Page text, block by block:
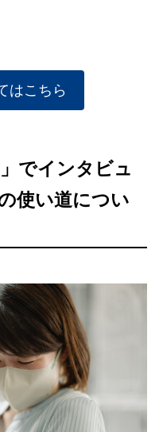
はこちら
でインタビュ
使い道につい